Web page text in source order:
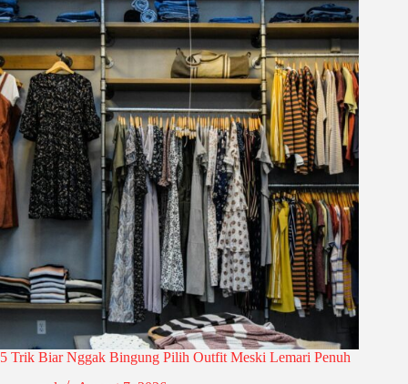
5 Trik Biar Nggak Bingung Pilih Outfit Meski Lemari Penuh